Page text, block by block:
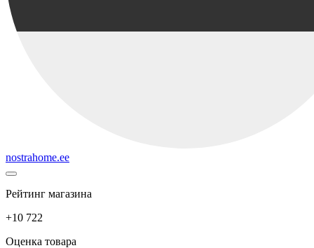
nostrahome.ee
Рейтинг магазина
+10 722
Оценка товара